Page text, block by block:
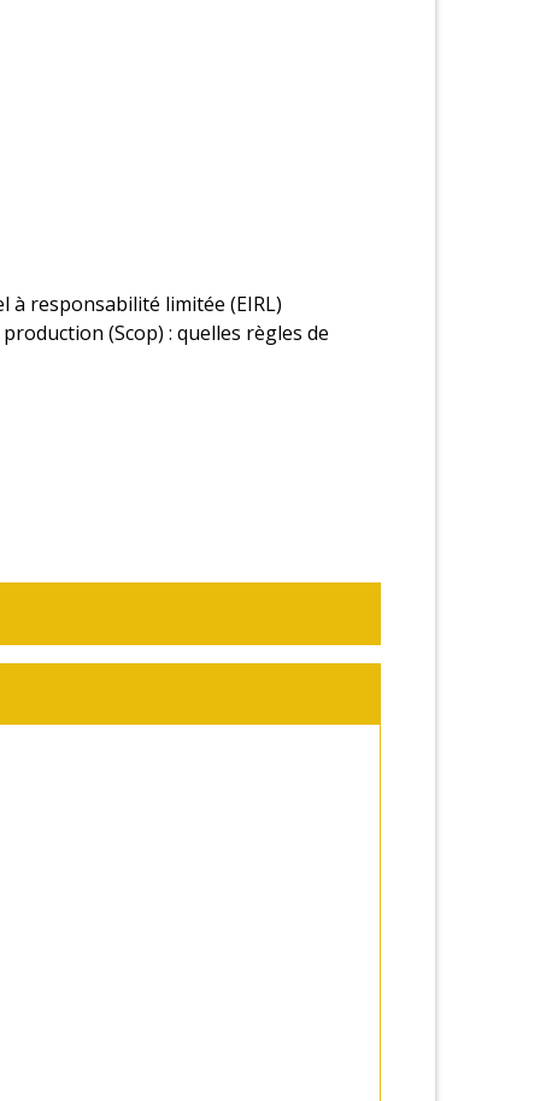
à responsabilité limitée (EIRL)
(Scop) : quelles règles de